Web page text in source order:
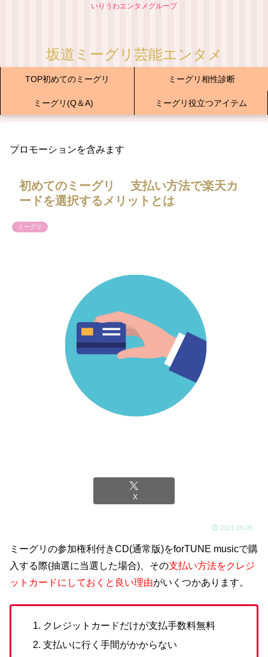
いりうわエンタメグループ
坂道ミーグリ芸能エンタメ
TOP初めてのミーグリ ミーグリ相性診断
ミーグリ(Q＆A) ミーグリ役立つアイテム
プロモーションを含みます
初めてのミーグリ 支払い方法で楽天カ
ードを選択するメリットとは
ミーグリ
X
2021.09.05
ミーグリの参加権利付きCD(通常版)をforTUNE musicで購
入する際(抽選に当選した場合)、その支払い方法をクレジ
ットカードにしておくと良い理由がいくつかあります。
クレジットカードだけが支払手数料無料
支払いに行く手間がかからない